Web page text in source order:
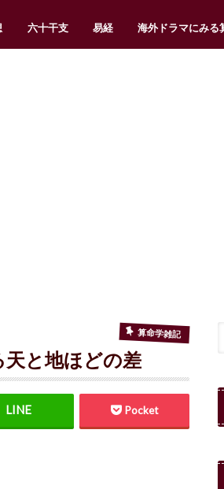
六十干支 易経 海外ドラマにみる
算命学雑記
天と地ほどの差
Pocket